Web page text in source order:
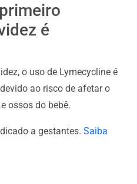
é
o uso de Lymecycline é
ao risco de afetar o
ossos do bebê.
a gestantes. Saiba